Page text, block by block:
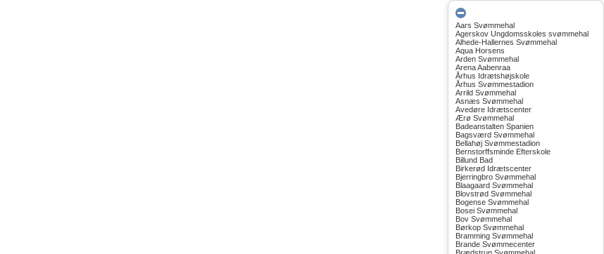
Aars Svømmehal
Agerskov Ungdomsskoles svømmehal
Alhede-Hallernes Svømmehal
Aqua Horsens
Arden Svømmehal
Arena Aabenraa
Århus Idrætshøjskole
Århus Svømmestadion
Arrild Svømmehal
Asnæs Svømmehal
Avedøre Idrætscenter
Ærø Svømmehal
Badeanstalten Spanien
Bagsværd Svømmehal
Bellahøj Svømmestadion
Bernstorffsminde Efterskole
Billund Bad
Birkerød Idrætscenter
Bjerringbro Svømmehal
Blaagaard Svømmehal
Blovstrød Svømmehal
Bogense Svømmehal
Bosei Svømmehal
Bov Svømmehal
Børkop Svømmehal
Bramming Svømmehal
Brande Svømmecenter